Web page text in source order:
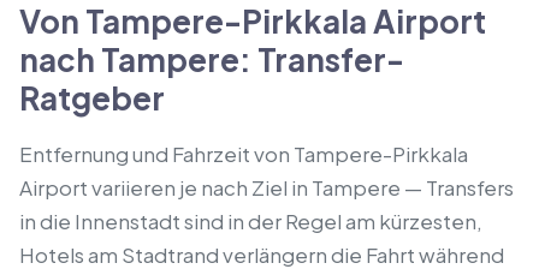
Von Tampere-Pirkkala Airport
nach Tampere: Transfer-
Ratgeber
Entfernung und Fahrzeit von Tampere-Pirkkala
Airport variieren je nach Ziel in Tampere — Transfers
in die Innenstadt sind in der Regel am kürzesten,
Hotels am Stadtrand verlängern die Fahrt während